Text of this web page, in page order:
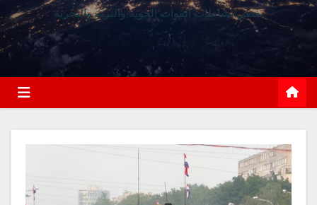
يغطي نشاطات القوات الجوية والبرية والبحرية